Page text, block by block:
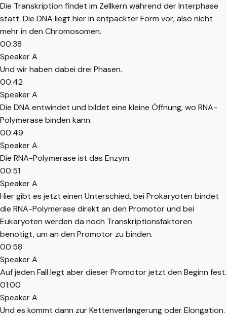
Die Transkription findet im Zellkern während der Interphase
statt. Die DNA liegt hier in entpackter Form vor, also nicht
mehr in den Chromosomen.
00:38
Speaker A
Und wir haben dabei drei Phasen.
00:42
Speaker A
Die DNA entwindet und bildet eine kleine Öffnung, wo RNA-
Polymerase binden kann.
00:49
Speaker A
Die RNA-Polymerase ist das Enzym.
00:51
Speaker A
Hier gibt es jetzt einen Unterschied, bei Prokaryoten bindet
die RNA-Polymerase direkt an den Promotor und bei
Eukaryoten werden da noch Transkriptionsfaktoren
benötigt, um an den Promotor zu binden.
00:58
Speaker A
Auf jeden Fall legt aber dieser Promotor jetzt den Beginn fest.
01:00
Speaker A
Und es kommt dann zur Kettenverlängerung oder Elongation.